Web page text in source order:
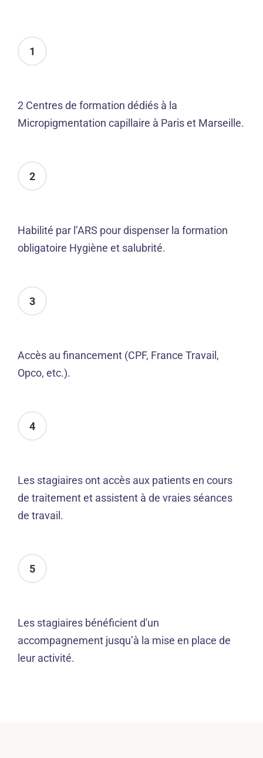
1
2 Centres de formation dédiés à la
Micropigmentation capillaire à Paris et Marseille.
2
Habilité par l’ARS pour dispenser la formation
obligatoire Hygiène et salubrité.
3
Accès au financement (CPF, France Travail,
Opco, etc.).
4
Les stagiaires ont accès aux patients en cours
de traitement et assistent à de vraies séances
de travail.
5
Les stagiaires bénéficient d'un
accompagnement jusqu’à la mise en place de
leur activité.